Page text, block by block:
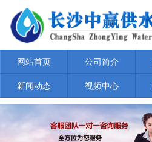
网站首页 公司简介
新闻动态 视频中心